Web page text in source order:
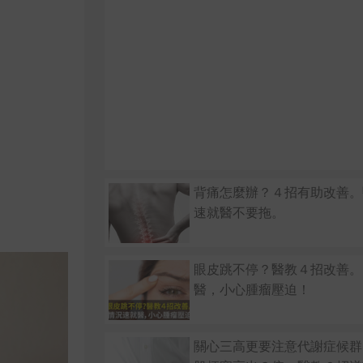
背痛怎麼辦？４招有助改善
速就醫不要拖。
眼皮跳不停？醫教４招改善
醫，小心腫瘤壓迫！
關心三高更要注意代謝症候